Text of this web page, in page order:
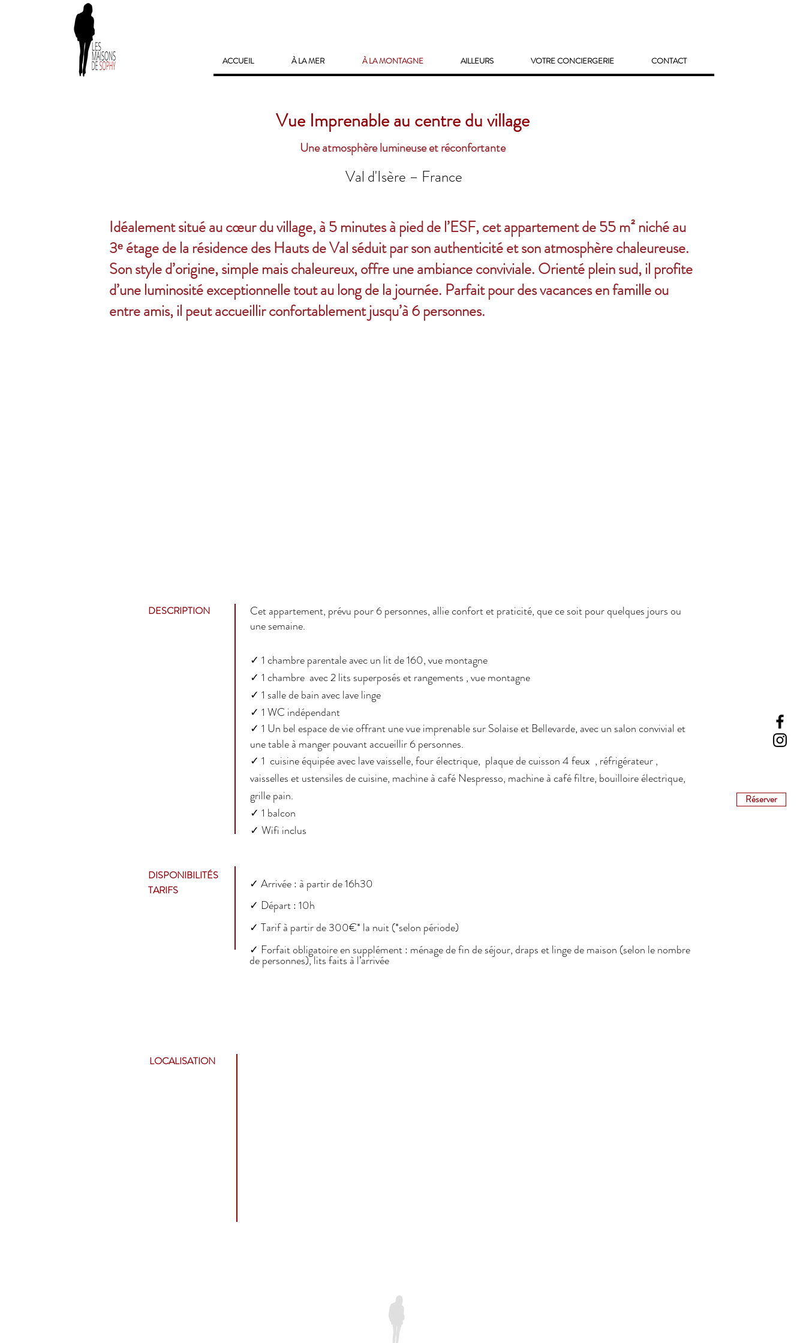
ACCUEIL À LA MER À LA MONTAGNE AILLEURS VOTRE CONCIERGERIE CONTACT
Réserver
Vue Imprenableau centre du village
Une atmosphère lumineuse et réconfortante
Val d'Isère – France
Idéalement situé au cœur du village, à 5 minutes à pied de l’ESF, cet appartement de 55 m² niché au
3ᵉ étage de la résidence des Hauts de Val séduit par son authenticité et son atmosphère chaleureuse.
Son style d’origine, simple mais chaleureux, offre une ambiance conviviale. Orienté plein sud, il profite
d’une luminosité exceptionnelle tout au long de la journée. Parfait pour des vacances en famille ou
entre amis, il peut accueillir confortablement jusqu’à 6 personnes.
DESCRIPTION
Cet appartement, prévu pour 6 personnes, allie confort et praticité, que ce soit pour quelques jours ou
une semaine.
✓ 1 chambre parentale avec un lit de 160, vue montagne
✓ 1 chambre avec 2 lits superposés et rangements , vue montagne
✓ 1 salle de bain avec lave linge
✓ 1 WC indépendant
✓ 1 Un bel espace de vie offrant une vue imprenable sur Solaise et Bellevarde, avec un salon convivial et
une table à manger pouvant accueillir 6 personnes.
✓ 1 cuisine équipée avec lave vaisselle, four électrique, plaque de cuisson 4 feux , réfrigérateur ,
vaisselles et ustensiles de cuisine, machine à café Nespresso, machine à café filtre, bouilloire électrique,
grille pain.
✓ 1 balcon
✓ Wifi inclus
DISPONIBILITÉS
TARIFS
✓ Arrivée : à partir de 16h30
✓ Départ : 10h
✓ Tarif à partir de 300€* la nuit (*selon période)
✓ Forfait obligatoire en supplément : ménage de fin de séjour, draps et linge de maison (selon le nombre
de personnes), lits faits à l’arrivée
LOCALISATION